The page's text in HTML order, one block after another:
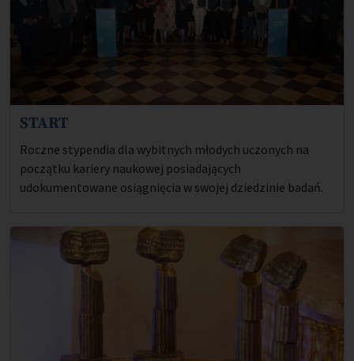
START
Opis projektu:
Roczne stypendia dla wybitnych młodych uczonych na
początku kariery naukowej posiadających
udokumentowane osiągnięcia w swojej dziedzinie badań.